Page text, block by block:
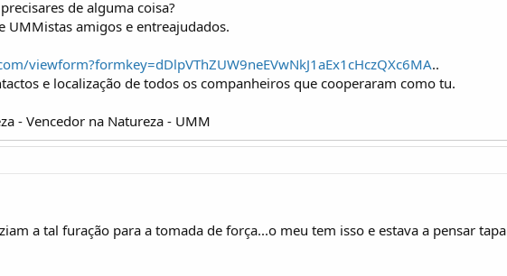
de alguma coisa?
UMMistas amigos e entreajudados.
viewform?formkey=dDlpVThZUW9neEVwNkJ1aEx1cHczQXc6MA..
e localização de todos os companheiros que cooperaram como tu.
- Vencedor na Natureza - UMM
a tal furação para a tomada de força...o meu tem isso e estava a pensar